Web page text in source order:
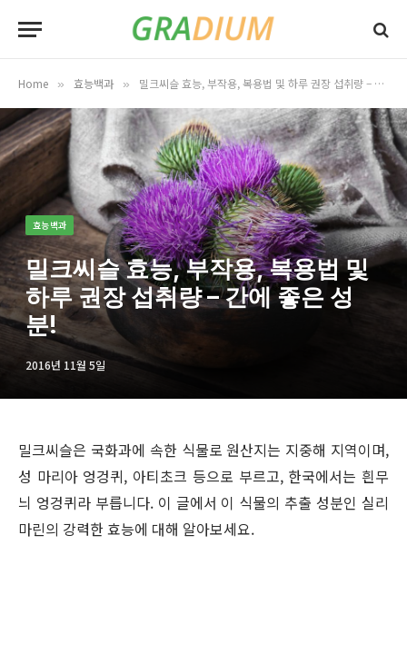
Home » 효능백과 » 밀크씨슬 효능, 부작용, 복용법 및 하루 권장 섭취량 – 간에 좋은 성분!
효능백과
밀크씨슬 효능, 부작용, 복용법 및
하루 권장 섭취량 – 간에 좋은 성
분!
2016년 11월 5일
밀크씨슬은 국화과에 속한 식물로 원산지는 지중해 지역이며,
성 마리아 엉겅퀴, 아티초크 등으로 부르고, 한국에서는 흰무
늬 엉겅퀴라 부릅니다. 이 글에서 이 식물의 추출 성분인 실리
마린의 강력한 효능에 대해 알아보세요.